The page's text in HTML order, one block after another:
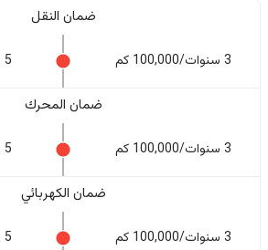
ضمان النقل
3 سنوات/100,000 كم 5 سنوات/150,000 كم
ضمان المحرك
3 سنوات/100,000 كم 5 سنوات/150,000 كم
ضمان الكهربائي
3 سنوات/100,000 كم 5 سنوات/150,000 كم